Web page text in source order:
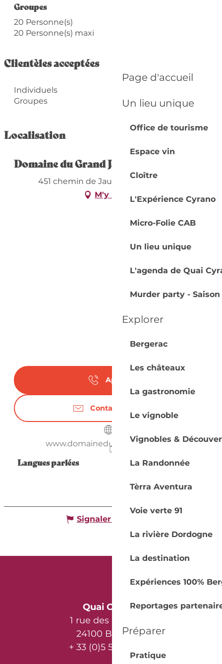
Page d'accueil
Un lieu unique
Office de tourisme
Espace vin
Cloître
L'Expérience Cyrano
Micro-Folie CAB
Un lieu unique
L'agenda de Quai
Murder party - Saison
Explorer
Bergerac
Les châteaux
La gastronomie
Le vignoble
Vignobles &
La Randonnée
Tèrra Aventura
Voie verte 91
La rivière Dordogne
La destination
Expériences 100%
Reportages
Préparer
Pratique
Groupes
Groupes
20 Personne(s)
20 Personne(s) maxi
Clientèles acceptées
Individuels
Groupes
Localisation
Domaine du Grand Jaure
451 chemin de Jaure, 24100 Lembras
M'y rendre
Appeler
Contactez-nous
www.domainedugrandjaure.com
Langues parlées
Langues parlées
Signaler une erreur
Quai Cyrano
1 rue des Récollets
24100 Bergerac
+ 33 (0)5 53 57 03 11